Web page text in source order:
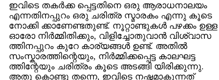
ഇവിടെ തകര്‍ക്ക പ്പെട്ടതിനെ ഒരു ആരാധനാലയം
എന്നതിനപ്പുറം ഒരു ചരിത്ര സ്മാരകം എന്നു കൂടെ
നോക്കി ക്കാണേണ്ടതുണ്ട്‌. നൂറ്റാണ്ടുകള്‍ പഴക്കം ഉള്ള
ഓരോ നിര്‍മ്മിതിക്കും, വിളിച്ചോതുവാന്‍ വിശ്വാസ
ത്തിനപ്പുറം കുറേ കാര്യങ്ങള്‍ ഉണ്ട്‌. അതില്‍
സംസ്കാരത്തിന്റെയും, നിര്‍മ്മിക്കപ്പെട്ട കാലഘട്ട
ത്തിന്റേയും ചരിത്രം കൂടെ അടങ്ങി യിരിക്കുന്നു.
അതു കൊണ്ടു തന്നെ, ഇവിടെ നഷ്ടമാകുന്നത്‌